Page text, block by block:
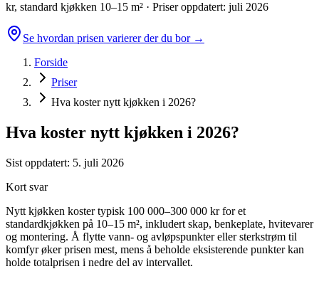
kr, standard kjøkken 10–15 m² · Priser oppdatert: juli 2026
Se hvordan prisen varierer der du bor →
Forside
Priser
Hva koster nytt kjøkken i 2026?
Hva koster nytt kjøkken i 2026?
Sist oppdatert: 5. juli 2026
Kort svar
Nytt kjøkken koster typisk 100 000–300 000 kr for et
standardkjøkken på 10–15 m², inkludert skap, benkeplate, hvitevarer
og montering. Å flytte vann- og avløpspunkter eller sterkstrøm til
komfyr øker prisen mest, mens å beholde eksisterende punkter kan
holde totalprisen i nedre del av intervallet.